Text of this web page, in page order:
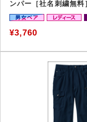
ンパー［社名刺繍無料
¥3,760